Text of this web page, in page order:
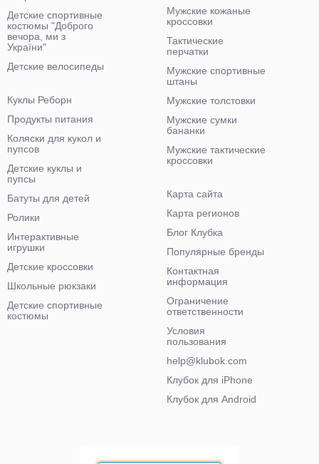
Детские спортивные
костюмы "Доброго
вечора, ми з
України"
Детские велосипеды
Мужские кожаные
кроссовки
Тактические
перчатки
Мужские спортивные
штаны
Мужские толстовки
Мужские сумки
бананки
Мужские тактические
кроссовки
Куклы Реборн
Продукты питания
Коляски для кукол и
пупсов
Детские куклы и
пупсы
Батуты для детей
Ролики
Интерактивные
игрушки
Детские кроссовки
Школьные рюкзаки
Детские спортивные
костюмы
Карта сайта
Карта регионов
Блог Клубка
Популярные бренды
Контактная
информация
Ограничение
ответственности
Условия
пользования
help@klubok.com
Клубок для iPhone
Клубок для Android